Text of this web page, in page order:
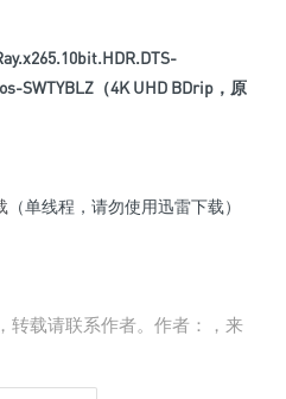
SWTYBLZ（4K UHD BDrip，原
（单线程，请勿使用迅雷下载）
转载请联系作者。作者：，来